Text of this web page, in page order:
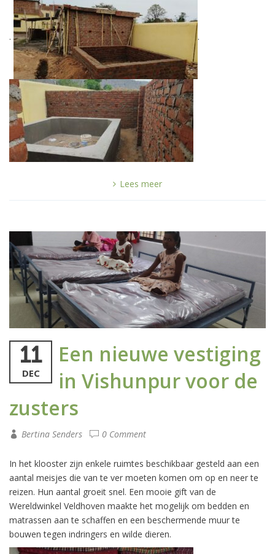
. .
Lees meer
11
DEC
Een nieuwe vestiging
in Vishunpur voor de
zusters
Bertina Senders 0 Comment
In het klooster zijn enkele ruimtes beschikbaar gesteld aan een
aantal meisjes die van te ver moeten komen om op en neer te
reizen. Hun aantal groeit snel. Een mooie gift van de
Wereldwinkel Veldhoven maakte het mogelijk om bedden en
matrassen aan te schaffen en een beschermende muur te
bouwen tegen indringers en wilde dieren.